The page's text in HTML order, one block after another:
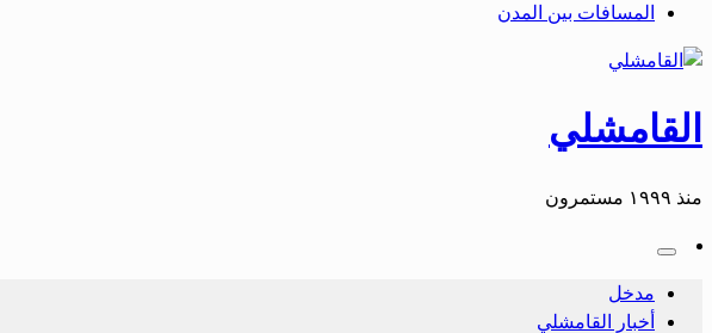
المسافات بين المدن
القامشلي
منذ ١٩٩٩ مستمرون
مدخل
أخبار القامشلي